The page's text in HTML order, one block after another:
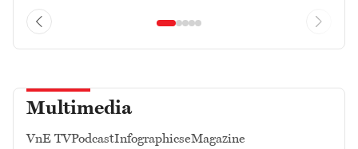
Multimedia
VnE TVPodcastInfographicseMagazine